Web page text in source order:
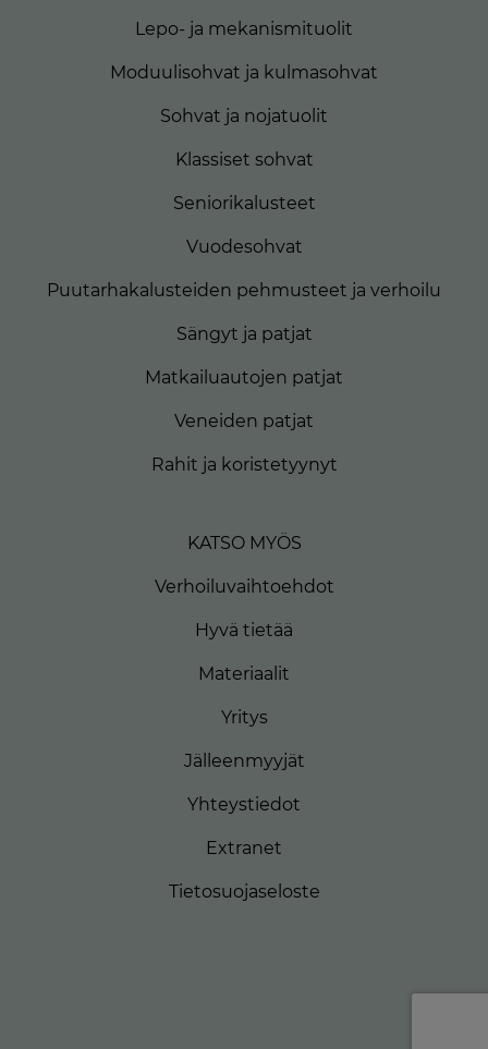
Lepo- ja mekanismituolit
Moduulisohvat ja kulmasohvat
Sohvat ja nojatuolit
Klassiset sohvat
Seniorikalusteet
Vuodesohvat
Puutarhakalusteiden pehmusteet ja verhoilu
Sängyt ja patjat
Matkailuautojen patjat
Veneiden patjat
Rahit ja koristetyynyt
KATSO MYÖS
Verhoiluvaihtoehdot
Hyvä tietää
Materiaalit
Yritys
Jälleenmyyjät
Yhteystiedot
Extranet
Tietosuojaseloste